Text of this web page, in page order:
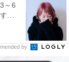
～6
...
by